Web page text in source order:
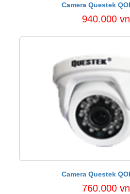
Camera Questek
940.000
Camera Questek
760.000